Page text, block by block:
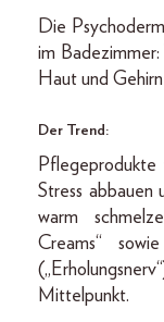
Die
im
Haut und
Der Trend:
Pflegeprodukte
Stress abbauen
warm
Creams“
Mittelpunkt.